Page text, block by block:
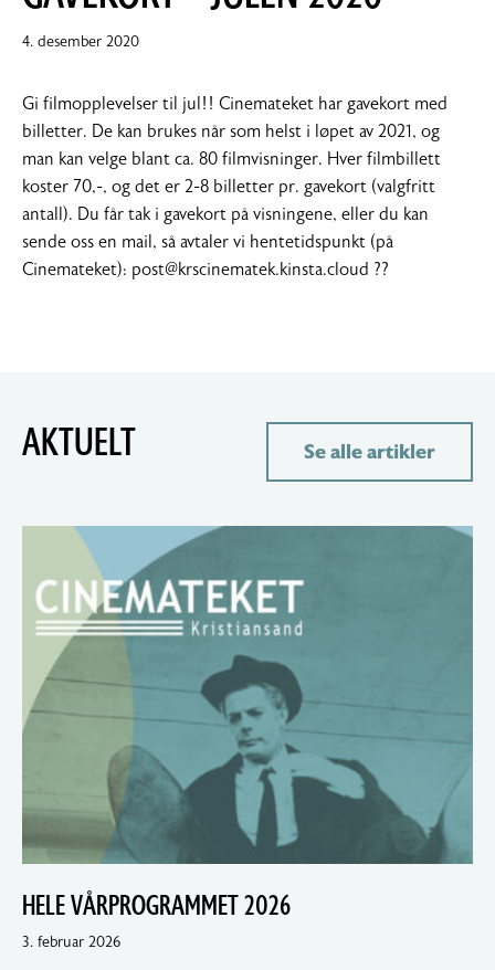
4. desember 2020
Gi filmopplevelser til jul!! Cinemateket har gavekort med
billetter. De kan brukes når som helst i løpet av 2021, og
man kan velge blant ca. 80 filmvisninger. Hver filmbillett
koster 70,-, og det er 2-8 billetter pr. gavekort (valgfritt
antall). Du får tak i gavekort på visningene, eller du kan
sende oss en mail, så avtaler vi hentetidspunkt (på
Cinemateket): post@krscinematek.kinsta.cloud ??
AKTUELT Se alle artikler
HELE VÅRPROGRAMMET 2026
3. februar 20264.